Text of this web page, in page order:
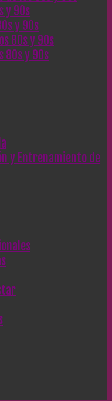
y 90s
y 90s
80s y 90s
80s y 90s
y Entrenamiento de